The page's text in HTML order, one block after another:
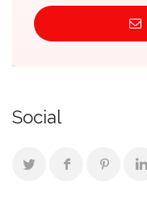
Social